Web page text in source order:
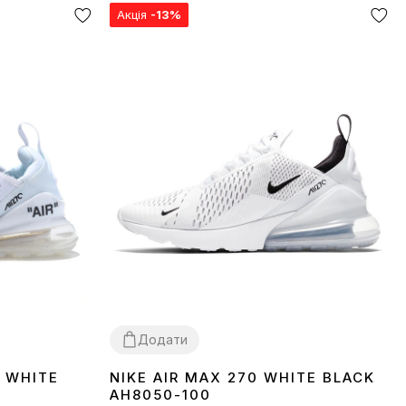
Акція -13%
Додати
3637 38 39 404142 43 44 45
NIKE AIR MAX 270 WHITE BLACK
AH8050-100